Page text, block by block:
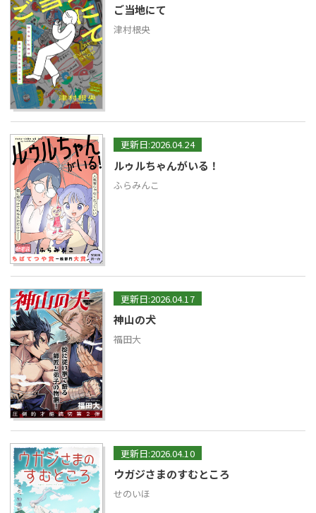
ご当地にて
津村根央
更新日:2026.04.24
ルゥルちゃんがいる！
ふらみんこ
更新日:2026.04.17
神山の犬
福田大
更新日:2026.04.10
ウガジさまのすむところ
せのいほ